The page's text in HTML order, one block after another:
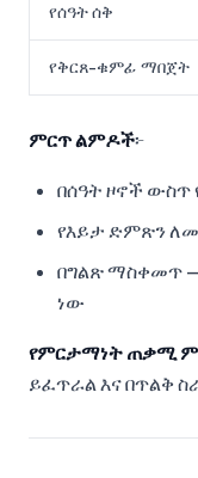
የሰዓት ሰቅ
የቅርጸ-ቁምፊ ማበጀት
ምርጥ ልምዶች፦
በሰዓት ዞኖች ውስጥ
የእይታ ድምጽን
በግልጽ ማስቀመጥ
ነው
የምርታማነት ጠቃሚ
ይፈጥራል እና በጥልቅ